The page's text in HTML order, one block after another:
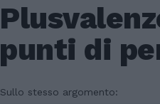
punti di
Sullo stesso argomento: